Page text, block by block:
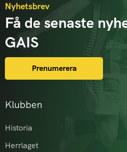
Klubben
Historia
Herrlaget
Nyhetsbrev
Få de senaste
GAIS
Prenumerera